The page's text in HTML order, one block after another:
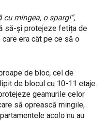
mingea, o sparg!”,
să-și protejeze fetița de
era cât pe ce să o
de bloc, cel de
de blocul cu 10-11 etaje.
geamurile celor
să oprească mingile,
acolo nu au